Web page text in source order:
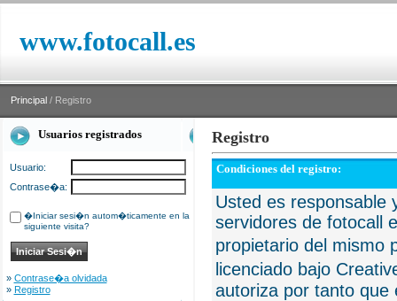
www.fotocall.es
Principal / Registro
Usuarios registrados
Usuario:
Contrase�a:
�Iniciar sesi�n autom�ticamente en la
siguiente visita?
» Contrase�a olvidada
» Registro
Registro
Condiciones del registro:
Usted es responsable
servidores de fotocall
propietario del mismo
licenciado bajo
autoriza por tanto que